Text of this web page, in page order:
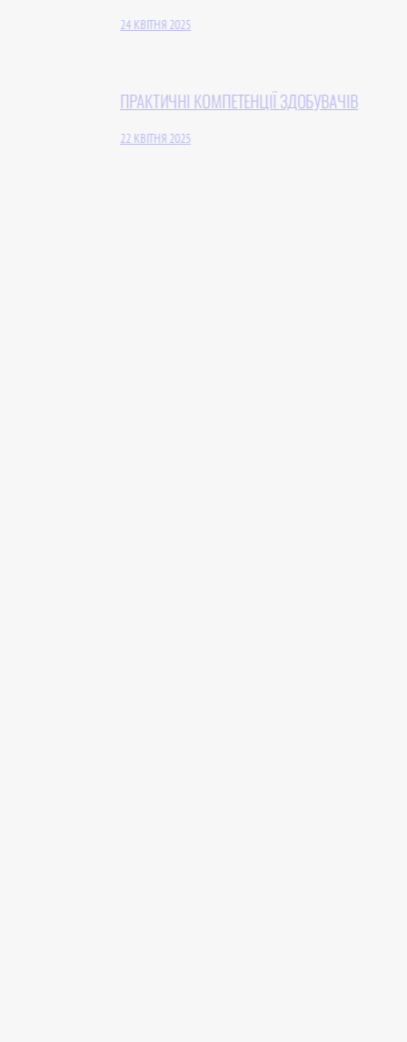
24 КВІТНЯ 2025
ПРАКТИЧНІ КОМПЕТЕНЦІЇ ЗДОБУВАЧІВ
22 КВІТНЯ 2025